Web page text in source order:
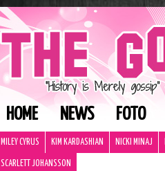
HOME NEWS FOTO
MILEY CYRUS KIM KARDASHIAN NICKI MINAJ
SCARLETT JOHANSSON